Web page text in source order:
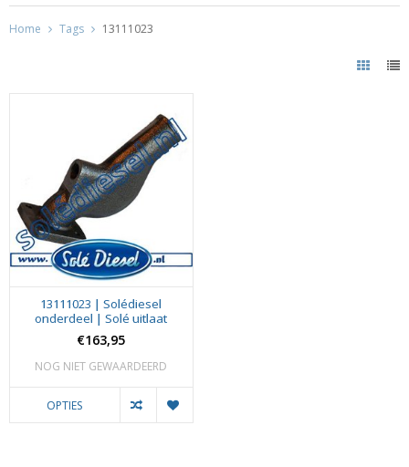
Home Tags 13111023
13111023 | Solédiesel
onderdeel | Solé uitlaat
€163,95
NOG NIET GEWAARDEERD
OPTIES